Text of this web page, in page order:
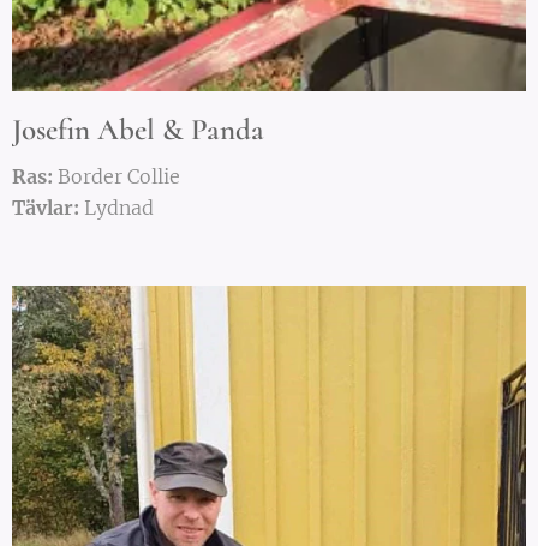
Josefin Abel & Panda
Ras: Border Collie
Tävlar: Lydnad